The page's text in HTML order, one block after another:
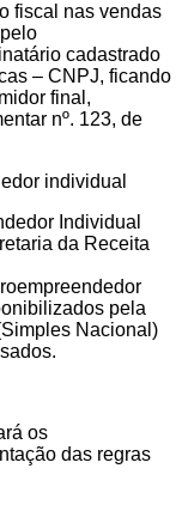
fiscal nas vendas
cadastrado
– CNPJ, ficando
final,
nº. 123, de
individual
Individual
da Receita
pela
Nacional)
os
das regras